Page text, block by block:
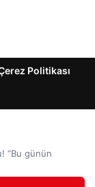
Politikası
“Bu günün